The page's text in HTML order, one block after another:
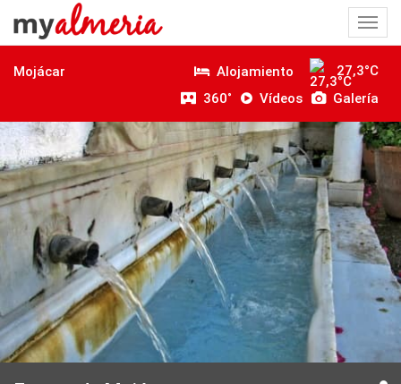
Mojácar Alojamiento
27,3°C
360˚
Vídeos Galería